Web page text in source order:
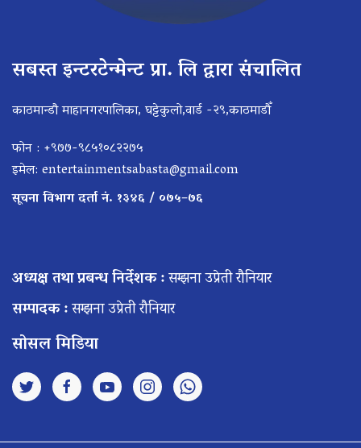
सबस्त इन्टरटेन्मेन्ट प्रा. लि द्वारा संचालित
काठमान्डौ माहानगरपालिका, घट्टेकुलो,वार्ड -२९,काठमाडौँ
फोन : +९७७-९८५१०८२२७५
इमेल: entertainmentsabasta@gmail.com
सूचना विभाग दर्ता नं. १३४६ / ०७५–७६
अध्यक्ष तथा प्रबन्ध निर्देशक :सम्झना उप्रेती रौनियार
सम्पादक :सम्झना उप्रेती रौनियार
सोसल मिडिया